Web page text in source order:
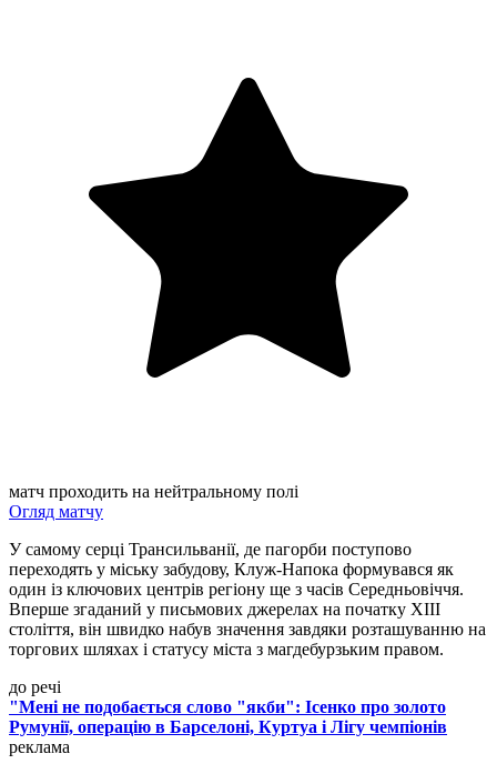
матч проходить на нейтральному полі
Огляд матчу
У самому серці Трансильванії, де пагорби поступово
переходять у міську забудову, Клуж-Напока формувався як
один із ключових центрів регіону ще з часів Середньовіччя.
Вперше згаданий у письмових джерелах на початку XIII
століття, він швидко набув значення завдяки розташуванню на
торгових шляхах і статусу міста з магдебурзьким правом.
до речі
"Мені не подобається слово "якби": Ісенко про золото
Румунії, операцію в Барселоні, Куртуа і Лігу чемпіонів
реклама